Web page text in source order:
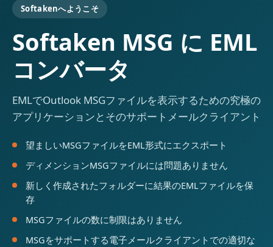
Softakenへようこそ
Softaken MSG に EML
コンバータ
EMLでOutlook MSGファイルを表示するための究極の
アプリケーションとそのサポートメールクライアント
望ましいMSGファイルをEML形式にエクスポート
ディメンションMSGファイルには問題ありません
新しく作成されたフォルダーに結果のEMLファイルを保
存
MSGファイルの数に制限はありません
MSGをサポートする電子メールクライアントでの適切な